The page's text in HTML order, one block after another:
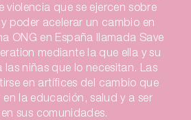
violencia que se ejercen sobre
y poder acelerar un cambio en
ONG en España llamada Save
mediante la que ella y su
niñas que lo necesitan. Las
en artífices del cambio que
la educación, salud y a ser
en sus comunidades.